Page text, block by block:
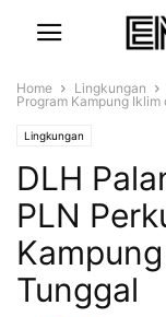
Home Lingkungan
Program Kampung Iklim
Lingkungan
DLH
PLN
Tunggal